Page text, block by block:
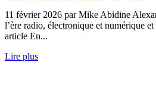
11 février 2026 par Mike Abidine
l’ère radio, électronique et numérique
article En...
Lire plus